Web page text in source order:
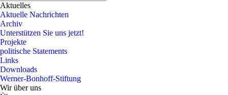
Aktuelles
Aktuelle Nachrichten
Archiv
Unterstützen Sie uns jetzt!
Projekte
politische Statements
Links
Downloads
Werner-Bonhoff-Stiftung
Wir über uns